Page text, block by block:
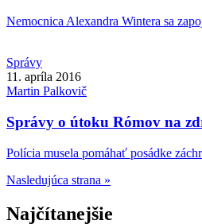
Nemocnica Alexandra Wintera sa
Správy
11. apríla 2016
Martin Palkovič
Správy o útoku Rómov na
Polícia musela pomáhať posádke
Nasledujúca strana »
Najčítanejšie